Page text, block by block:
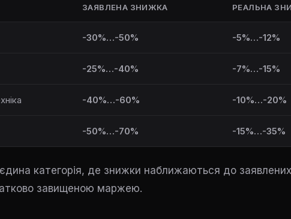
ЗАЯВЛЕНА ЗНИЖКА РЕАЛЬНА
-30%…-50% -5%…-12%
-25%…-40% -7%…-15%
-40%…-60% -10%…-20%
-50%…-70% -15%…-35%
категорія, де знижки наближаються до
завищеною маржею.